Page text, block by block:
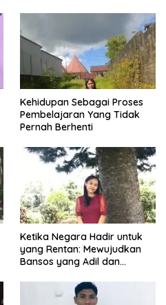
Kehidupan Sebagai Proses
Pembelajaran Yang Tidak
Pernah Berhenti
Ketika Negara Hadir untuk
yang Rentan: Mewujudkan
Bansos yang Adil dan